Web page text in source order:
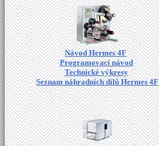
Návod Hermes 4F
Programovací návod
Technické výkresy
Seznam náhradních dílů Hermes 4F